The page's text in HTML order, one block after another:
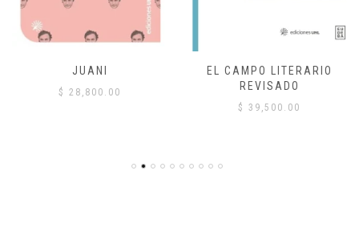
JUANI
$ 28,800.00
EL CAMPO LITERARIO
REVISADO
$ 39,500.00